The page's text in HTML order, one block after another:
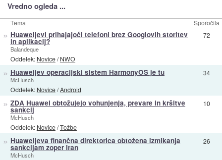
Vredno ogleda ...
Tema Sporočila
» Huaweijevi prihajajoči telefoni brez Googlovih storitev
in aplikacij?
Balandeque
Oddelek: Novice/NWO
72
» Huaweijev operacijski sistem HarmonyOS je tu
McHusch
Oddelek: Novice/Android
34
» ZDA Huawei obtožujejo vohunjenja, prevare in kršitve
sankcij
McHusch
Oddelek: Novice/Tožbe
10
» Huaweijeva finančna direktorica obtožena izmikanja
sankcijam zoper Iran
McHusch
26